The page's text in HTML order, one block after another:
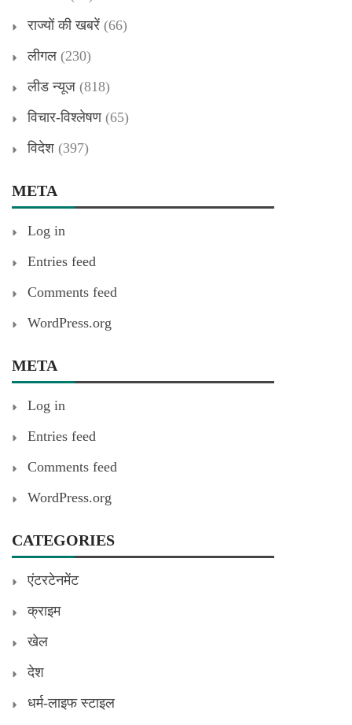
राज्यों की खबरें (66)
लीगल (230)
लीड न्यूज (818)
विचार-विश्लेषण(65)
विदेश (397)
META
Log in
Entries feed
Comments feed
WordPress.org
META
Log in
Entries feed
Comments feed
WordPress.org
CATEGORIES
एंटरटेनमेंट
क्राइम
खेल
देश
धर्म-लाइफ स्टाइल